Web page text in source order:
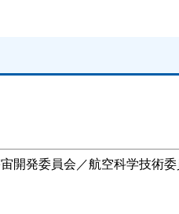
開発委員会／航空科学技術